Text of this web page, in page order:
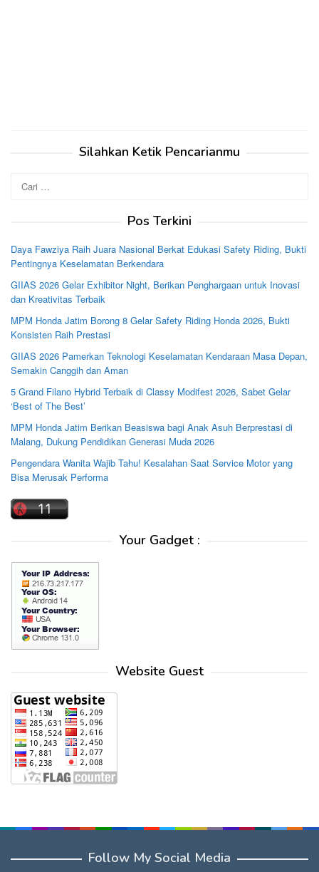
Silahkan Ketik Pencarianmu
untuk:
Pos Terkini
Daya Fawziya Raih Juara Nasional Berkat Edukasi Safety Riding, Bukti
Pentingnya Keselamatan Berkendara
GIIAS 2026 Gelar Exhibitor Night, Berikan Penghargaan untuk Inovasi
dan Kreativitas Terbaik
MPM Honda Jatim Borong 8 Gelar Safety Riding Honda 2026, Bukti
Konsisten Raih Prestasi
GIIAS 2026 Pamerkan Teknologi Keselamatan Kendaraan Masa Depan,
Semakin Canggih dan Aman
5 Grand Filano Hybrid Terbaik di Classy Modifest 2026, Sabet Gelar
‘Best of The Best’
MPM Honda Jatim Berikan Beasiswa bagi Anak Asuh Berprestasi di
Malang, Dukung Pendidikan Generasi Muda 2026
Pengendara Wanita Wajib Tahu! Kesalahan Saat Service Motor yang
Bisa Merusak Performa
Your Gadget :
Website Guest
Follow My Social Media